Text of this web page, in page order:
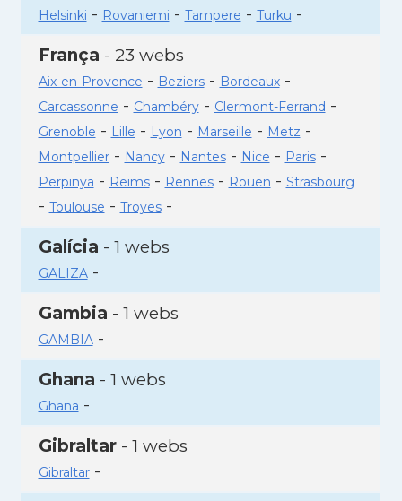
Helsinki - Rovaniemi - Tampere - Turku -
França - 23 webs
Aix-en-Provence - Beziers- Bordeaux-
Carcassonne - Chambéry- Clermont-Ferrand -
Grenoble - Lille - Lyon - Marseille - Metz -
Montpellier- Nancy- Nantes- Nice - Paris-
Perpinya - Reims- Rennes- Rouen - Strasbourg
- Toulouse - Troyes-
Galícia - 1 webs
GALIZA-
Gambia - 1 webs
GAMBIA-
Ghana - 1 webs
Ghana -
Gibraltar- 1 webs
Gibraltar-